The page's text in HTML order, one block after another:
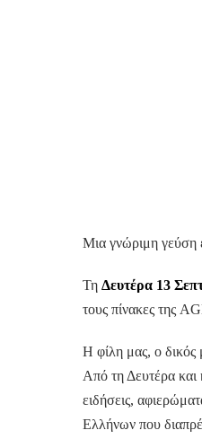
Μια γνώριμη γεύση
Τη Δευτέρα 13
τους πίνακες της
Η φίλη μας, ο δικός
Από τη Δευτέρα και
ειδήσεις,
Ελλήνων που